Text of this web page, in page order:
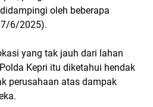
oleh beberapa
6/2025).
yang tak jauh dari lahan
Kepri itu diketahui hendak
perusahaan atas dampak